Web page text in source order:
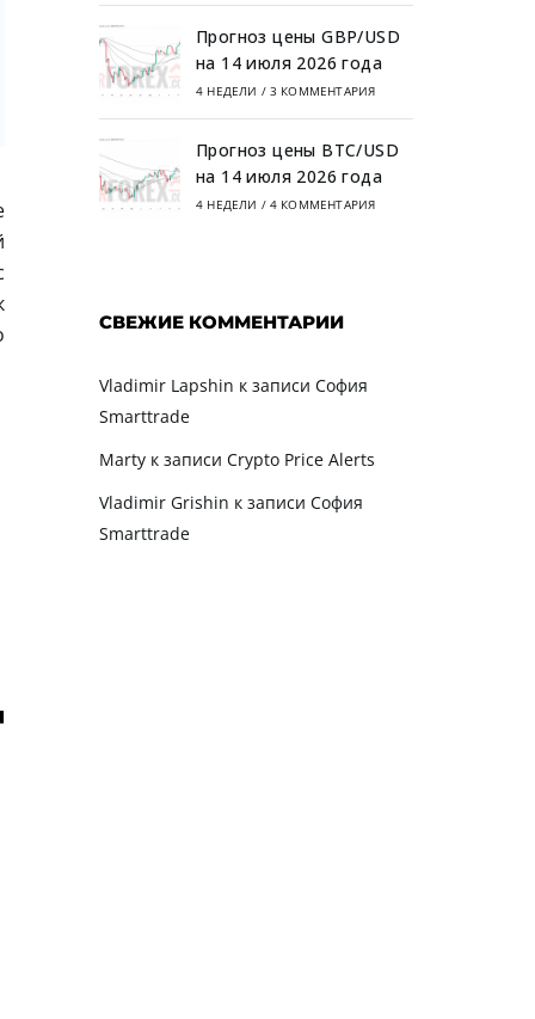
Прогноз цены GBP/USD
на 14 июля 2026 года
4 НЕДЕЛИ / 3 КОММЕНТАРИЯ
Прогноз цены BTC/USD
на 14 июля 2026 года
4 НЕДЕЛИ / 4 КОММЕНТАРИЯ
СВЕЖИЕ КОММЕНТАРИИ
Vladimir Lapshin к записи София
Smarttrade
Martyк записи Crypto Price Alerts
Vladimir Grishin к записи София
Smarttrade